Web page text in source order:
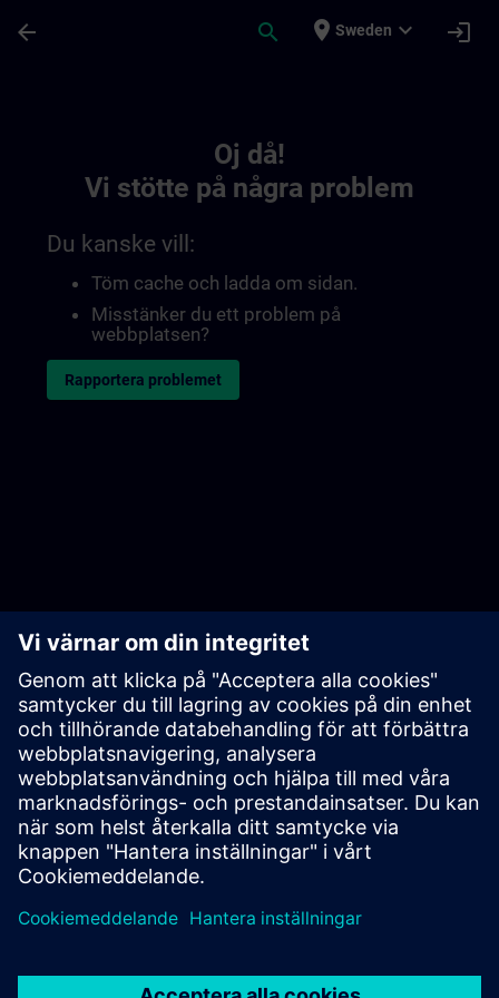
arrow_back search place Sweden expand_more login
Oj då!
Vi stötte på några problem
Du kanske vill:
Töm cache och ladda om sidan.
Misstänker du ett problem på
webbplatsen?
Rapportera problemet